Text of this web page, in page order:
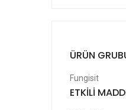
ÜRÜN
Fungisit
ETKİLİ